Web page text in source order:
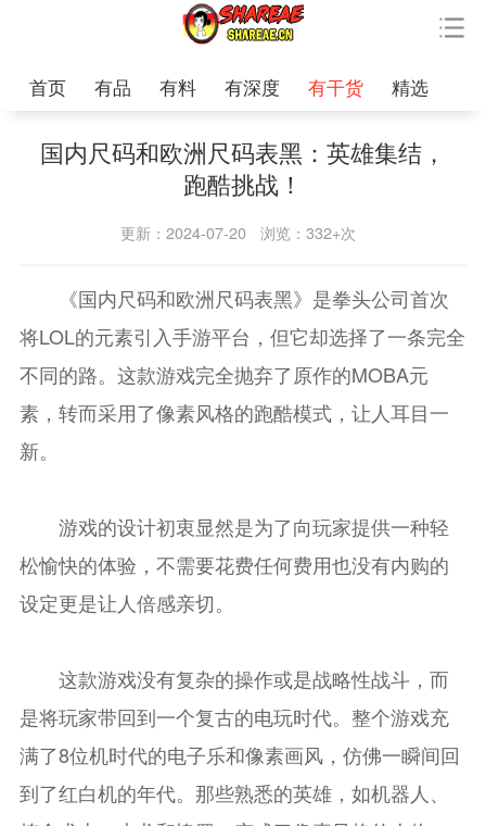
首页 有品 有料 有深度 有干货 精选
国内尺码和欧洲尺码表黑：英雄集结，
跑酷挑战！
更新：2024-07-20 浏览：332+次
《国内尺码和欧洲尺码表黑》是拳头公司首次
将LOL的元素引入手游平台，但它却选择了一条完全
不同的路。这款游戏完全抛弃了原作的MOBA元
素，转而采用了像素风格的跑酷模式，让人耳目一
新。
游戏的设计初衷显然是为了向玩家提供一种轻
松愉快的体验，不需要花费任何费用也没有内购的
设定更是让人倍感亲切。
这款游戏没有复杂的操作或是战略性战斗，而
是将玩家带回到一个复古的电玩时代。整个游戏充
满了8位机时代的电子乐和像素画风，仿佛一瞬间回
到了红白机的年代。那些熟悉的英雄，如机器人、